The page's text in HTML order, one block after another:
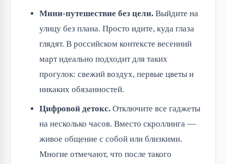
Мини-путешествие без цели. Выйдите на
улицу без плана. Просто идите, куда глаза
глядят. В российском контексте весенний
март идеально подходит для таких
прогулок: свежий воздух, первые цветы и
никаких обязанностей.
Цифровой детокс. Отключите все гаджеты
на несколько часов. Вместо скроллинга —
живое общение с собой или близкими.
Многие отмечают, что после такого